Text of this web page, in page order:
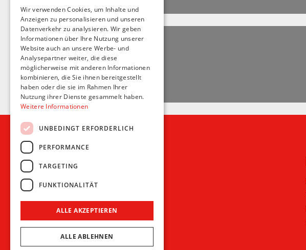
Recht und Ordnung
AGB
Datenschutz
Wir verwenden Cookies, um Inhalte und
Anzeigen zu personalisieren und unseren
Datenverkehr zu analysieren. Wir geben
Informationen über Ihre Nutzung unserer
Website auch an unsere Werbe- und
Analysepartner weiter, die diese
möglicherweise mit anderen Informationen
kombinieren, die Sie ihnen bereitgestellt
haben oder die sie im Rahmen Ihrer
Nutzung ihrer Dienste gesammelt haben.
Weitere Informationen
UNBEDINGT ERFORDERLICH
PERFORMANCE
TARGETING
FUNKTIONALITÄT
ALLE AKZEPTIEREN
ALLE ABLEHNEN